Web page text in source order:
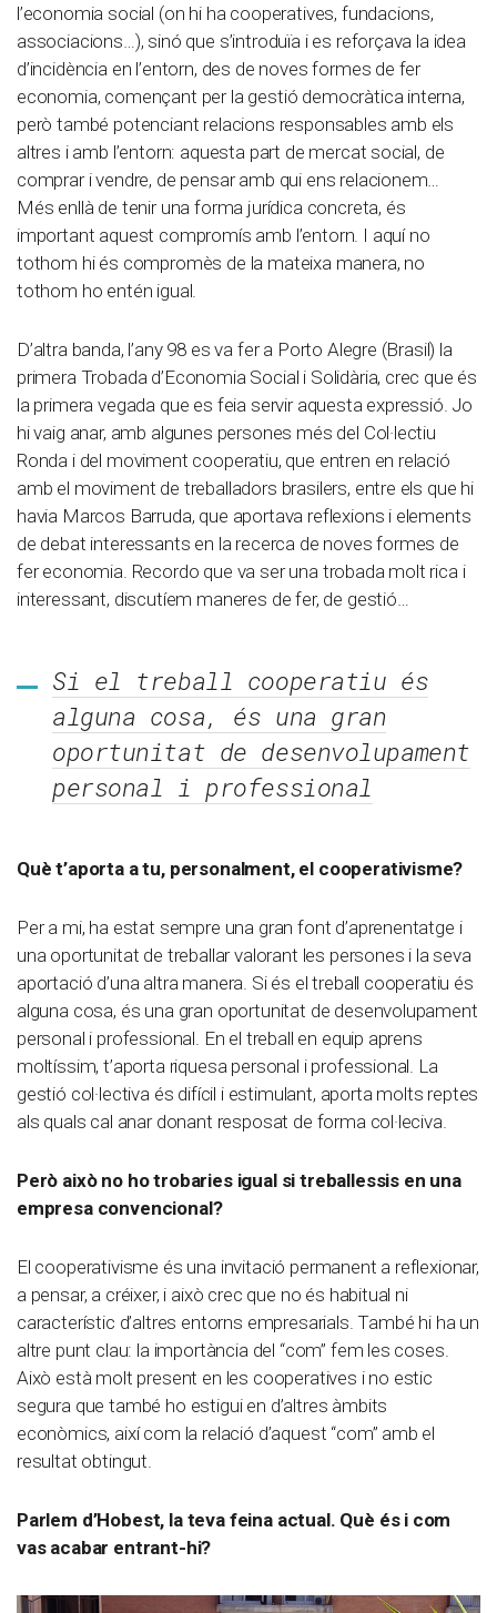
l’economia social (on hi ha cooperatives, fundacions,
associacions…), sinó que s’introduïa i es reforçava la idea
d’incidència en l’entorn, des de noves formes de fer
economia, començant per la gestió democràtica interna,
però també potenciant relacions responsables amb els
altres i amb l’entorn: aquesta part de mercat social, de
comprar i vendre, de pensar amb qui ens relacionem…
Més enllà de tenir una forma jurídica concreta, és
important aquest compromís amb l’entorn. I aquí no
tothom hi és compromès de la mateixa manera, no
tothom ho entén igual.
D’altra banda, l’any 98 es va fer a Porto Alegre (Brasil) la
primera Trobada d’Economia Social i Solidària, crec que és
la primera vegada que es feia servir aquesta expressió. Jo
hi vaig anar, amb algunes persones més del Col·lectiu
Ronda i del moviment cooperatiu, que entren en relació
amb el moviment de treballadors brasilers, entre els que hi
havia Marcos Barruda, que aportava reflexions i elements
de debat interessants en la recerca de noves formes de
fer economia. Recordo que va ser una trobada molt rica i
interessant, discutíem maneres de fer, de gestió…
Si el treball cooperatiu és
alguna cosa, és una gran
oportunitat de desenvolupament
personal i professional
Què t’aporta a tu, personalment, el cooperativisme?
Per a mi, ha estat sempre una gran font d’aprenentatge i
una oportunitat de treballar valorant les persones i la seva
aportació d’una altra manera. Si és el treball cooperatiu és
alguna cosa, és una gran oportunitat de desenvolupament
personal i professional. En el treball en equip aprens
moltíssim, t’aporta riquesa personal i professional. La
gestió col·lectiva és difícil i estimulant, aporta molts reptes
als quals cal anar donant resposat de forma col·leciva.
Però això no ho trobaries igual si treballessis en una
empresa convencional?
El cooperativisme és una invitació permanent a reflexionar,
a pensar, a créixer, i això crec que no és habitual ni
característic d’altres entorns empresarials. També hi ha un
altre punt clau: la importància del “com” fem les coses.
Això està molt present en les cooperatives i no estic
segura que també ho estigui en d’altres àmbits
econòmics, així com la relació d’aquest “com” amb el
resultat obtingut.
Parlem d’Hobest, la teva feina actual. Què és i com
vas acabar entrant-hi?